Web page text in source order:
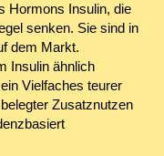
Hormons Insulin, die
senken. Sie sind in
dem Markt.
Insulin ähnlich
Vielfaches teurer
Zusatznutzen